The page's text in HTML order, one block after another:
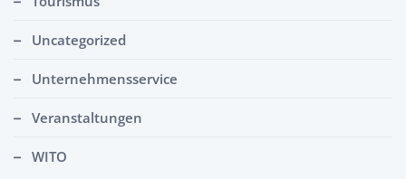
Uncategorized
Unternehmensservice
Veranstaltungen
WITO